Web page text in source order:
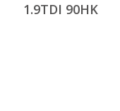
1.9TDI 90HK